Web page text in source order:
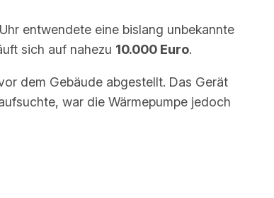
entwendete eine bislang unbekannte
sich auf nahezu 10.000 Euro.
dem Gebäude abgestellt. Das Gerät
war die Wärmepumpe jedoch